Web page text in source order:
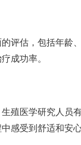
评估，包括年龄
成功率。
殖医学研究人员
感受到舒适和安心